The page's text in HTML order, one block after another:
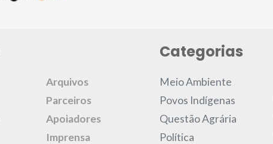
Arquivos
Parceiros
Apoiadores
Imprensa
Categorias
Meio Ambiente
Povos Indígenas
Questão Agrária
Política